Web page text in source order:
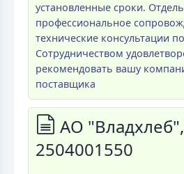
установленные сроки.
профессиональное
технические консультации
Сотрудничеством
рекомендовать вашу
поставщика
АО
2504001550